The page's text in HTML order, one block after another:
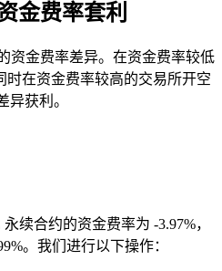
金费率套利
资金费率差异。在资金费率较低
时在资金费率较高的交易所开空
异获利。
续合约的资金费率为 -3.97%，
。我们进行以下操作：